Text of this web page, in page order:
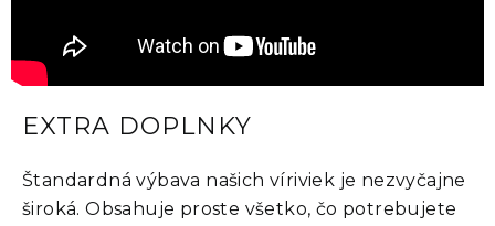
EXTRA DOPLNKY
Štandardná výbava našich víriviek je nezvyčajne
široká. Obsahuje proste všetko, čo potrebujete